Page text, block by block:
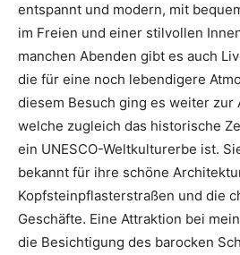
entspannt und modern, mit
im Freien und einer stilvollen
manchen Abenden gibt es auch
die für eine noch lebendigere
diesem Besuch ging es weiter zur
welche zugleich das historische
ein UNESCO-Weltkulturerbe ist.
bekannt für ihre schöne
Kopfsteinpflasterstraßen und die
Geschäfte. Eine Attraktion bei
die Besichtigung des barocken